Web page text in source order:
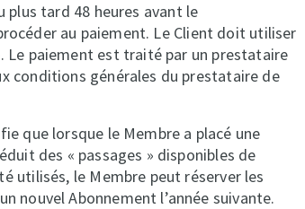
plus tard 48 heures avant le
au paiement. Le Client doit utiliser
Le paiement est traité par un prestataire
conditions générales du prestataire de
que lorsque le Membre a placé une
des « passages » disponibles de
utilisés, le Membre peut réserver les
nouvel Abonnement l’année suivante.